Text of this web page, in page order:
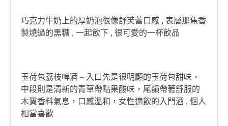
巧克力牛奶上的厚奶泡很像舒芙蕾口感 , 表層那焦香
製燒過的黑糖 , 一起飲下 , 很可愛的一杯飲品
玉荷包荔枝啤酒 – 入口先是很明顯的玉荷包甜味，
中段則是清新的青草帶點果酸味，尾韻帶著舒服的
木質香料氣息，口感溫和，女性適飲的入門酒 , 個人
相當喜歡